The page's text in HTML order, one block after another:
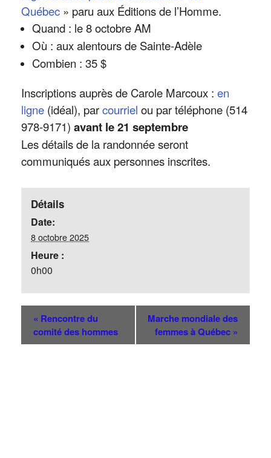
Québec » paru aux Éditions de l’Homme.
Quand : le 8 octobre AM
Où : aux alentours de Sainte-Adèle
Combien : 35 $
Inscriptions auprès de Carole Marcoux : en
ligne (idéal), parcourriel ou par téléphone (514
978-9171) avant le 21 septembre
Les détails de la randonnée seront
communiqués aux personnes inscrites.
Détails
Date:
8 octobre 2025
Heure :
0h00
« Rencontre du
comité des hommes
Marche mondiale des
femmes à Québec »